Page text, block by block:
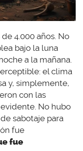
4.000 años. No
bajo la luna
a la mañana.
el clima
y, simplemente,
con las
No hubo
sabotaje para
fue
fue